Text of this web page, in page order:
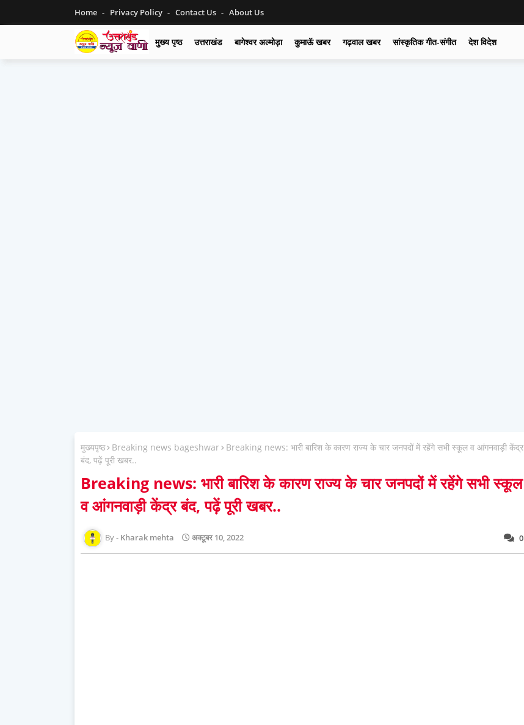
Home Privacy Policy Contact Us About Us
मुख्य पृष्ठ उत्तराखंड बागेश्वर अल्मोड़ा कुमाऊॅ खबर गढ़वाल खबर सांस्कृतिक गीत-संगीत देश विदेश
मुख्यपृष्ठ Breaking news bageshwar
Breaking news: भारी बारिश के कारण राज्य के चार जनपदों में रहेंगे सभी स्कूल व आंगनवाड़ी केंद्र
बंद, पढ़ें पूरी खबर..
Breaking news: भारी बारिश के कारण राज्य के चार जनपदों में रहेंगे सभी स्कूल
व आंगनवाड़ी केंद्र बंद, पढ़ें पूरी खबर..
0
Kharak mehta अक्टूबर 10, 2022